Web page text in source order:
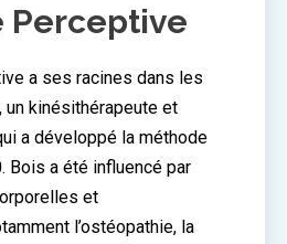
Perceptive
a ses racines dans les
un kinésithérapeute et
a développé la méthode
Bois a été influencé par
et
l’ostéopathie, la